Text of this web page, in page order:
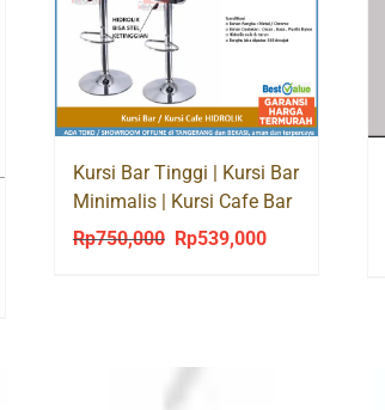
Kursi Bar Tinggi | Kursi Bar
Minimalis | Kursi Cafe Bar
Stool 165
Rp750,000
Original
Rp539,000Current